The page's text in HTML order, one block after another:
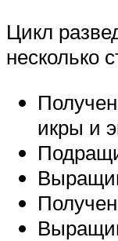
Цикл
несколько
икры и